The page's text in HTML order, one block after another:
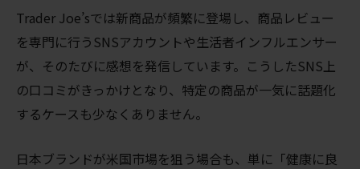
Trader Joe’sでは新商品が頻繁に登場し、商品レビュー
を専門に行うSNSアカウントや生活者インフルエンサー
が、そのたびに感想を発信しています。こうしたSNS上
の口コミがきっかけとなり、特定の商品が一気に話題化
するケースも少なくありません。
日本ブランドが米国市場を狙う場合も、単に「健康に良